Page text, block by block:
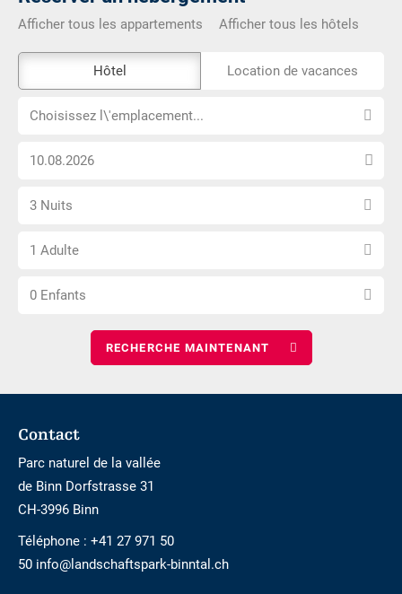
Afficher tous les appartements Afficher tous les hôtels
de
réservation
n\'est
accessible
Hôtel Location de vacances
Choisissez
Choisissez l\'emplacement...
Choisissez
date
Sélectionnez
nombre
nuits
3 Nuits
Choisissez
nombre
1 Adulte
Choisissez
0 Enfants
Footer
Contact
Parc naturel de la vallée
de Binn Dorfstrasse 31
CH-3996 Binn
Téléphone : +41 27 971 50
50 info@landschaftspark-binntal.ch